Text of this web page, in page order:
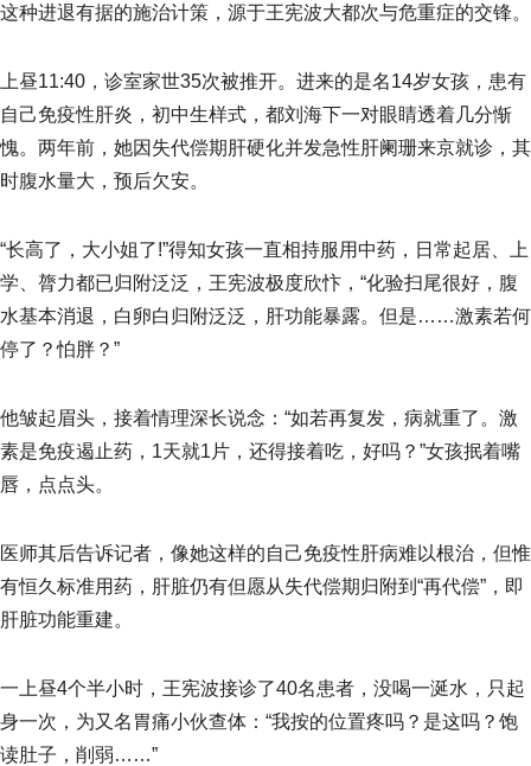
这种进退有据的施治计策，源于王宪波大都次与危重症的交锋。
上昼11:40，诊室家世35次被推开。进来的是名14岁女孩，患有
自己免疫性肝炎，初中生样式，都刘海下一对眼睛透着几分惭
愧。两年前，她因失代偿期肝硬化并发急性肝阑珊来京就诊，其
时腹水量大，预后欠安。
“长高了，大小姐了!”得知女孩一直相持服用中药，日常起居、上
学、膂力都已归附泛泛，王宪波极度欣忭，“化验扫尾很好，腹
水基本消退，白卵白归附泛泛，肝功能暴露。但是……激素若何
停了？怕胖？”
他皱起眉头，接着情理深长说念：“如若再复发，病就重了。激
素是免疫遏止药，1天就1片，还得接着吃，好吗？”女孩抿着嘴
唇，点点头。
医师其后告诉记者，像她这样的自己免疫性肝病难以根治，但惟
有恒久标准用药，肝脏仍有但愿从失代偿期归附到“再代偿”，即
肝脏功能重建。
一上昼4个半小时，王宪波接诊了40名患者，没喝一涎水，只起
身一次，为又名胃痛小伙查体：“我按的位置疼吗？是这吗？饱
读肚子，削弱……”